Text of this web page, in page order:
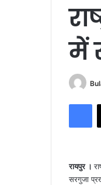
में
रायपुर ।
सरगुजा